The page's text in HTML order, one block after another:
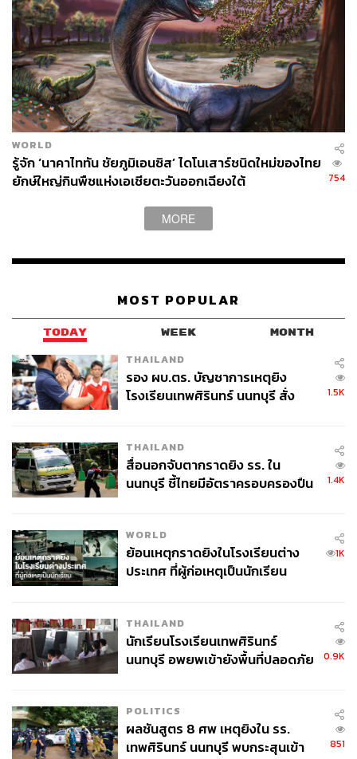
WORLD
รู้จัก ‘นาคาไททัน ชัยภูมิเอนซิส’ ไดโนเสาร์ชนิดใหม่ของไทย
ยักษ์ใหญ่กินพืชแห่งเอเชียตะวันออกเฉียงใต้
754
MORE
MOST POPULAR
TODAY WEEK MONTH
THAILAND
รอง ผบ.ตร. บัญชาการเหตุยิง
โรงเรียนเทพศิรินทร์ นนทบุรี สั่ง
1.5K
THAILAND
สื่อนอกจับตากราดยิง รร. ใน
นนทบุรี ชี้ไทยมีอัตราครอบครองปืน
1.4K
WORLD
ย้อนเหตุกราดยิงในโรงเรียนต่าง
ประเทศ ที่ผู้ก่อเหตุเป็นนักเรียน
1K
THAILAND
นักเรียนโรงเรียนเทพศิรินทร์
นนทบุรี อพยพเข้ายังพื้นที่ปลอดภัย
0.9K
POLITICS
ผลชันสูตร 8 ศพ เหตุยิงใน รร.
เทพศิรินทร์ นนทบุรี พบกระสุนเข้า
851